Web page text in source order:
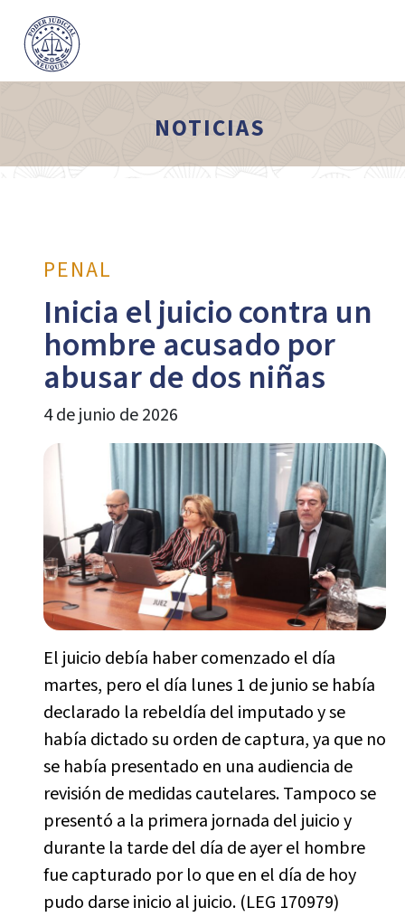
NOTICIAS
PENAL
Inicia el juicio contra un
hombre acusado por
abusar de dos niñas
4 de junio de 2026
El juicio debía haber comenzado el día
martes, pero el día lunes 1 de junio se había
declarado la rebeldía del imputado y se
había dictado su orden de captura, ya que no
se había presentado en una audiencia de
revisión de medidas cautelares. Tampoco se
presentó a la primera jornada del juicio y
durante la tarde del día de ayer el hombre
fue capturado por lo que en el día de hoy
pudo darse inicio al juicio. (LEG 170979)